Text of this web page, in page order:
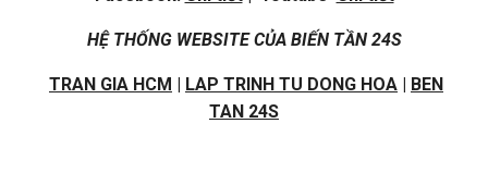
HỆ THỐNG WEBSITE CỦA BIẾN TẦN 24S
TRAN GIA HCM | LAP TRINH TU DONG HOA | BEN
TAN 24S